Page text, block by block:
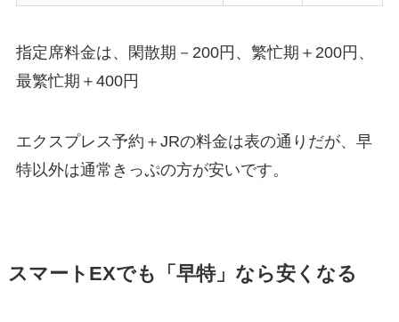
指定席料金は、閑散期－200円、繁忙期＋200円、
最繁忙期＋400円
エクスプレス予約＋JRの料金は表の通りだが、早
特以外は通常きっぷの方が安いです。
スマートEXでも「早特」なら安くなる